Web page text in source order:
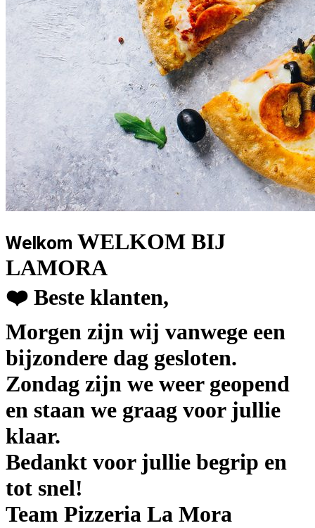
Welkom WELKOM BIJ
LAMORA
❤️ Beste klanten,
Morgen zijn wij vanwege een
bijzondere dag gesloten.
Zondag zijn we weer geopend
en staan we graag voor jullie
klaar.
Bedankt voor jullie begrip en
tot snel!
Team Pizzeria La Mora